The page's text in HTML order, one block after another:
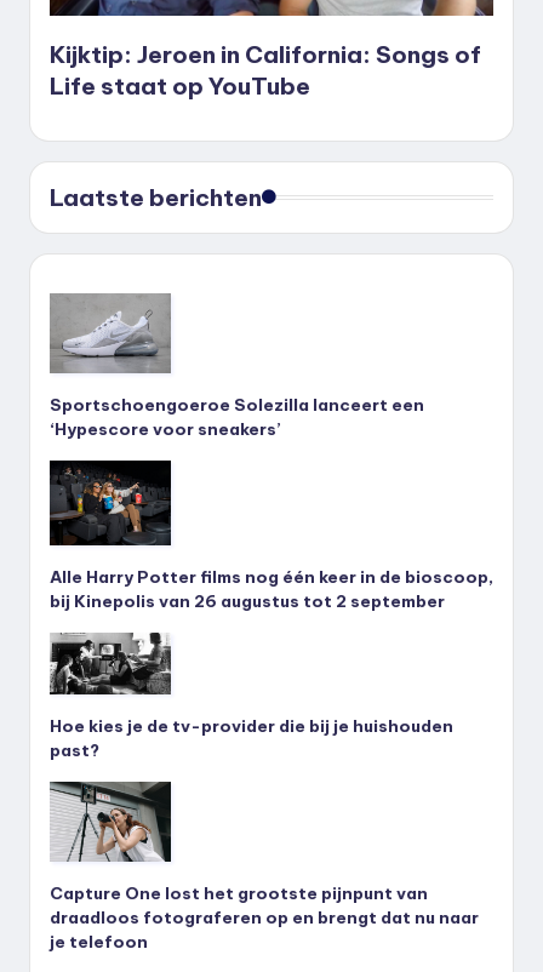
Kijktip: Jeroen in California: Songs of
Life staat op YouTube
Laatste berichten
Sportschoengoeroe Solezilla lanceert een
‘Hypescore voor sneakers’
Alle Harry Potter films nog één keer in de bioscoop,
bij Kinepolis van 26 augustus tot 2 september
Hoe kies je de tv-provider die bij je huishouden
past?
Capture One lost het grootste pijnpunt van
draadloos fotograferen op en brengt dat nu naar
je telefoon